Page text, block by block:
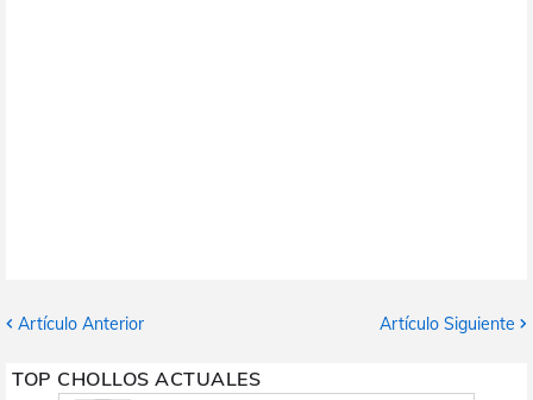
Artículo Anterior Artículo Siguiente
TOP CHOLLOS ACTUALES